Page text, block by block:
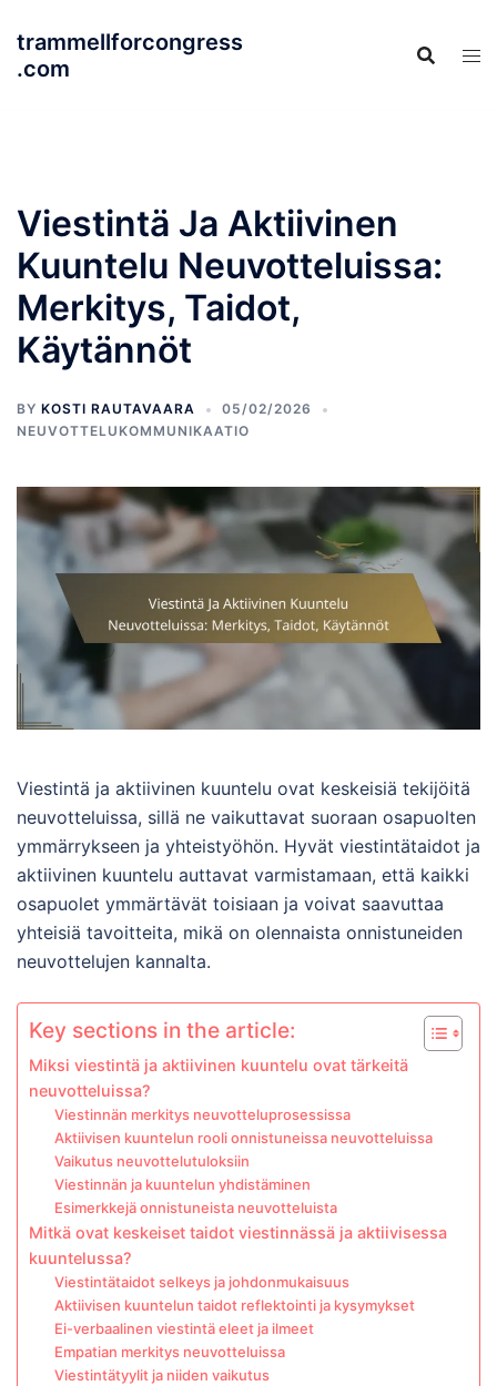
content
trammellforcongress
.com
Viestintä Ja Aktiivinen
Kuuntelu Neuvotteluissa:
Merkitys, Taidot,
Käytännöt
BY KOSTI RAUTAVAARA
05/02/2026
NEUVOTTELUKOMMUNIKAATIO
Viestintä ja aktiivinen kuuntelu ovat keskeisiä tekijöitä
neuvotteluissa, sillä ne vaikuttavat suoraan osapuolten
ymmärrykseen ja yhteistyöhön. Hyvät viestintätaidot ja
aktiivinen kuuntelu auttavat varmistamaan, että kaikki
osapuolet ymmärtävät toisiaan ja voivat saavuttaa
yhteisiä tavoitteita, mikä on olennaista onnistuneiden
neuvottelujen kannalta.
Key sections in the article:
Miksi viestintä ja aktiivinen kuuntelu ovat tärkeitä
neuvotteluissa?
Viestinnän merkitys neuvotteluprosessissa
Aktiivisen kuuntelun rooli onnistuneissa neuvotteluissa
Vaikutus neuvottelutuloksiin
Viestinnän ja kuuntelun yhdistäminen
Esimerkkejä onnistuneista neuvotteluista
Mitkä ovat keskeiset taidot viestinnässä ja aktiivisessa
kuuntelussa?
Viestintätaidot selkeys ja johdonmukaisuus
Aktiivisen kuuntelun taidot reflektointi ja kysymykset
Ei-verbaalinen viestintä eleet ja ilmeet
Empatian merkitys neuvotteluissa
Viestintätyylit ja niiden vaikutus